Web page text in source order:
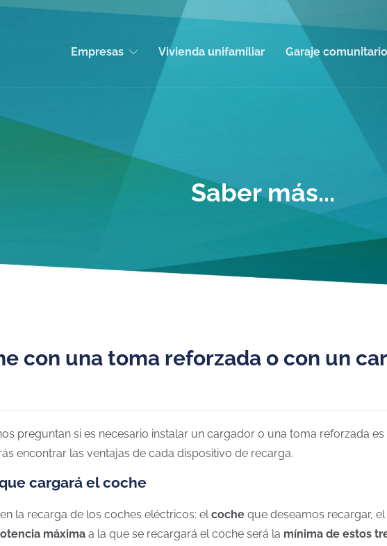
Empresas Vivienda unifamiliar Garaje comunitario
Saber más...
con una toma reforzada o con un
preguntan si es necesario instalar un cargador o una toma reforzada
encontrar las ventajas de cada dispositivo de recarga.
cargará el coche
la recarga de los coches eléctricos: elcoche que deseamos recargar, el
máxima a la que se recargará el coche será la mínima de estos